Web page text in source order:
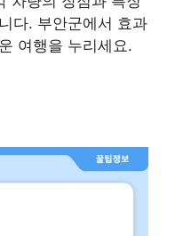
다. 부안군에서 효과
여행을 누리세요.